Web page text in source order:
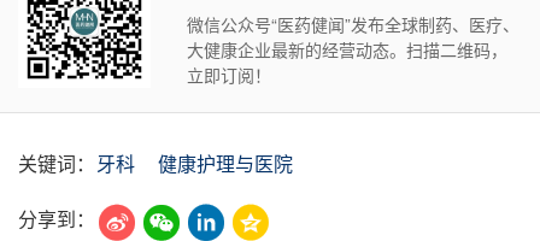
微信公众号“医药健闻”发布全球制药、医疗、
大健康企业最新的经营动态。扫描二维码，
立即订阅！
关键词： 牙科
健康护理与医院
分享到：